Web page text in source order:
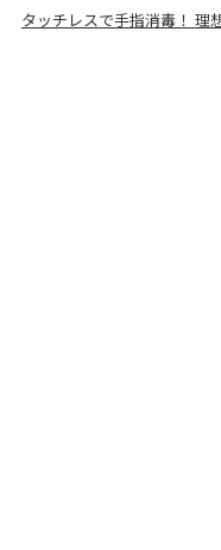
タッチレスで手指消毒！ 理